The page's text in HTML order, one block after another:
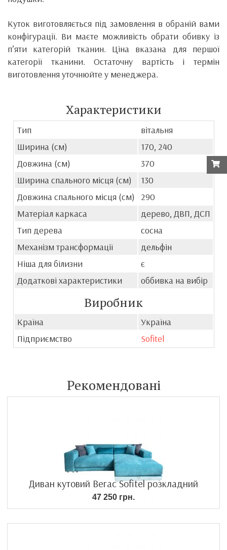
Куток виготовляється під замовлення в обраній вами
конфігурації. Ви маєте можливість обрати обивку із
п’яти категорій тканин. Ціна вказана для першої
категорії тканини. Остаточну вартість і термін
виготовлення уточнюйте у менеджера.
Характеристики
Тип
вітальня
Ширина (см)
170, 240
Довжина (см)
370
Ширина спального місця (см)
130
Довжина спального місця (см)
290
Матеріал каркаса
дерево, ДВП, ДСП
Тип дерева
сосна
Механізм трансформації
дельфін
Ніша для білизни
є
Додаткові характеристики
оббивка на вибір
Виробник
Країна
Україна
Підприємство
Sofitel
Рекомендовані
Диван кутовий Вегас Sofitel розкладний
47 250 грн.